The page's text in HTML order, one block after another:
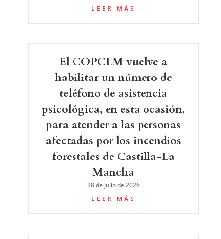
LEER MÁS
El COPCLM vuelve a
habilitar un número de
teléfono de asistencia
psicológica, en esta ocasión,
para atender a las personas
afectadas por los incendios
forestales de Castilla-La
Mancha
28 de julio de 2026
LEER MÁS